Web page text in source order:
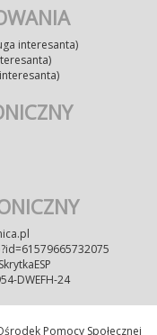
interesanta)
DWEFH-24
Pomocy Społecznej